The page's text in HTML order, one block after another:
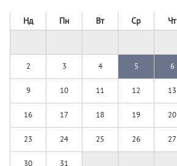
Нд Пн Вт Ср Чт
2 3 4 5 6
9 10 11 12 13
16 17 18 19 20
23 24 25 26 27
30 31